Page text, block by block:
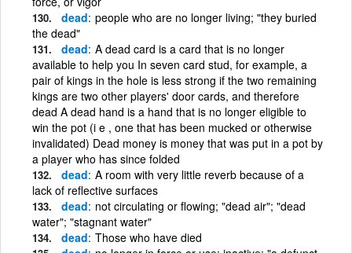
dead people who are no longer living; "they buried
the dead"
dead A dead card is a card that is no longer
available to help you In seven card stud, for example, a
pair of kings in the hole is less strong if the two remaining
kings are two other players' door cards, and therefore
dead A dead hand is a hand that is no longer eligible to
win the pot (i e , one that has been mucked or otherwise
invalidated) Dead money is money that was put in a pot by
a player who has since folded
dead A room with very little reverb because of a
lack of reflective surfaces
dead not circulating or flowing; "dead air"; "dead
water"; "stagnant water"
dead Those who have died